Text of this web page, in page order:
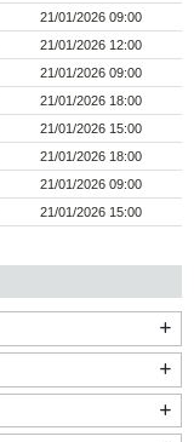
21/01/2026 09:00
21/01/2026 12:00
21/01/2026 09:00
21/01/2026 18:00
21/01/2026 15:00
21/01/2026 18:00
21/01/2026 09:00
21/01/2026 15:00